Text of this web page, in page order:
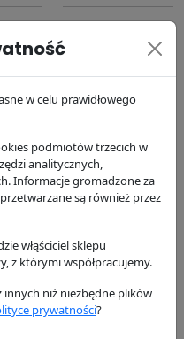
P550861
Donaldson
23.99 zł
w celu prawidłowego
podmiotów trzecich w
analitycznych,
Informacje gromadzone za
są również przez
włąściciel sklepu
z którymi współpracujemy.
innych niż niezbędne plików
prywatności?